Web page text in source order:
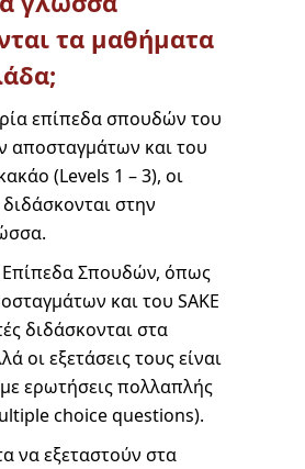
τα μαθήματα
επίπεδα σπουδών του
αποσταγμάτων και του
(Levels 1 – 3), οι
στην
Επίπεδα Σπουδών, όπως
και του SAKE
διδάσκονται στα
οι εξετάσεις τους είναι
ερωτήσεις πολλαπλής
choice questions).
να εξεταστούν στα